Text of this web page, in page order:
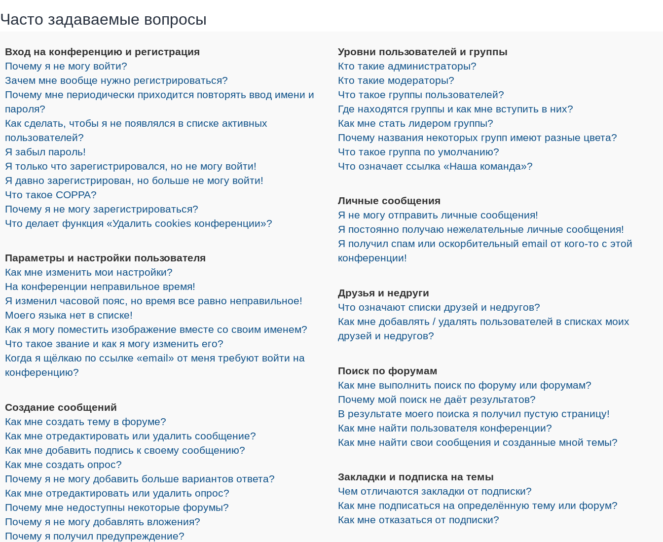
Часто задаваемые вопросы
Вход на конференцию и регистрация
Почему я не могу войти?
Зачем мне вообще нужно регистрироваться?
Почему мне периодически приходится повторять ввод имени и
пароля?
Как сделать, чтобы я не появлялся в списке активных
пользователей?
Я забыл пароль!
Я только что зарегистрировался, но не могу войти!
Я давно зарегистрирован, но больше не могу войти!
Что такое COPPA?
Почему я не могу зарегистрироваться?
Что делает функция «Удалить cookies конференции»?
Параметры и настройки пользователя
Как мне изменить мои настройки?
На конференции неправильное время!
Я изменил часовой пояс, но время все равно неправильное!
Моего языка нет в списке!
Как я могу поместить изображение вместе со своим именем?
Что такое звание и как я могу изменить его?
Когда я щёлкаю по ссылке «email» от меня требуют войти на
конференцию?
Создание сообщений
Как мне создать тему в форуме?
Как мне отредактировать или удалить сообщение?
Как мне добавить подпись к своему сообщению?
Как мне создать опрос?
Почему я не могу добавить больше вариантов ответа?
Как мне отредактировать или удалить опрос?
Почему мне недоступны некоторые форумы?
Почему я не могу добавлять вложения?
Почему я получил предупреждение?
Уровни пользователей и группы
Кто такие администраторы?
Кто такие модераторы?
Что такое группы пользователей?
Где находятся группы и как мне вступить в них?
Как мне стать лидером группы?
Почему названия некоторых групп имеют разные цвета?
Что такое группа по умолчанию?
Что означает ссылка «Наша команда»?
Личные сообщения
Я не могу отправить личные сообщения!
Я постоянно получаю нежелательные личные сообщения!
Я получил спам или оскорбительный email от кого-то с этой
конференции!
Друзья и недруги
Что означают списки друзей и недругов?
Как мне добавлять / удалять пользователей в списках моих
друзей и недругов?
Поиск по форумам
Как мне выполнить поиск по форуму или форумам?
Почему мой поиск не даёт результатов?
В результате моего поиска я получил пустую страницу!
Как мне найти пользователя конференции?
Как мне найти свои сообщения и созданные мной темы?
Закладки и подписка на темы
Чем отличаются закладки от подписки?
Как мне подписаться на определённую тему или форум?
Как мне отказаться от подписки?